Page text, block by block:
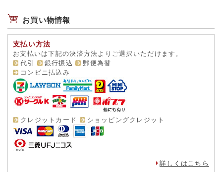
お買い物情報
支払い方法
お支払いは下記の決済方法よりご選択いただけます。
代引
銀行振込
郵便為替
コンビニ払込み
クレジットカード ショッピングクレジット
詳しくはこちら